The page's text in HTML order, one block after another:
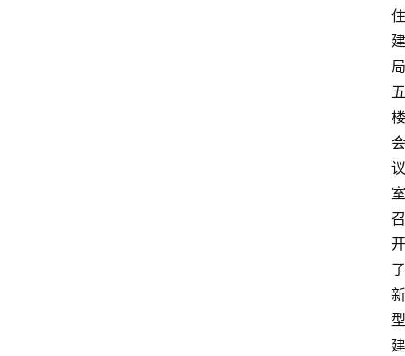
住
建
局
五
楼
会
议
室
召
开
了
新
型
建